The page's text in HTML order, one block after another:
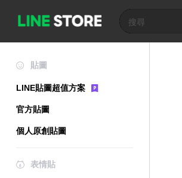
貼圖
LINE貼圖超值方案
官方貼圖
個人原創貼圖
表情貼